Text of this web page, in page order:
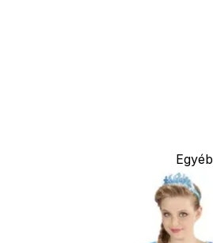
Egyéb